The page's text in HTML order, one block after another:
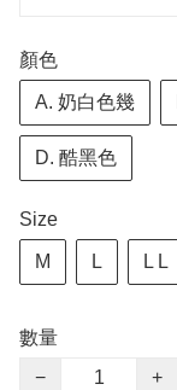
顏色
A. 奶白色幾
D. 酷黑色
Size
M L L L
數量
−
+